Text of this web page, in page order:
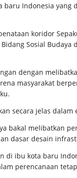
Indonesia yang
koridor
Sosial
dengan
masyarakat
secara jelas
bakal melibatkan
dasar desain
di ibu kota baru
perencanaan